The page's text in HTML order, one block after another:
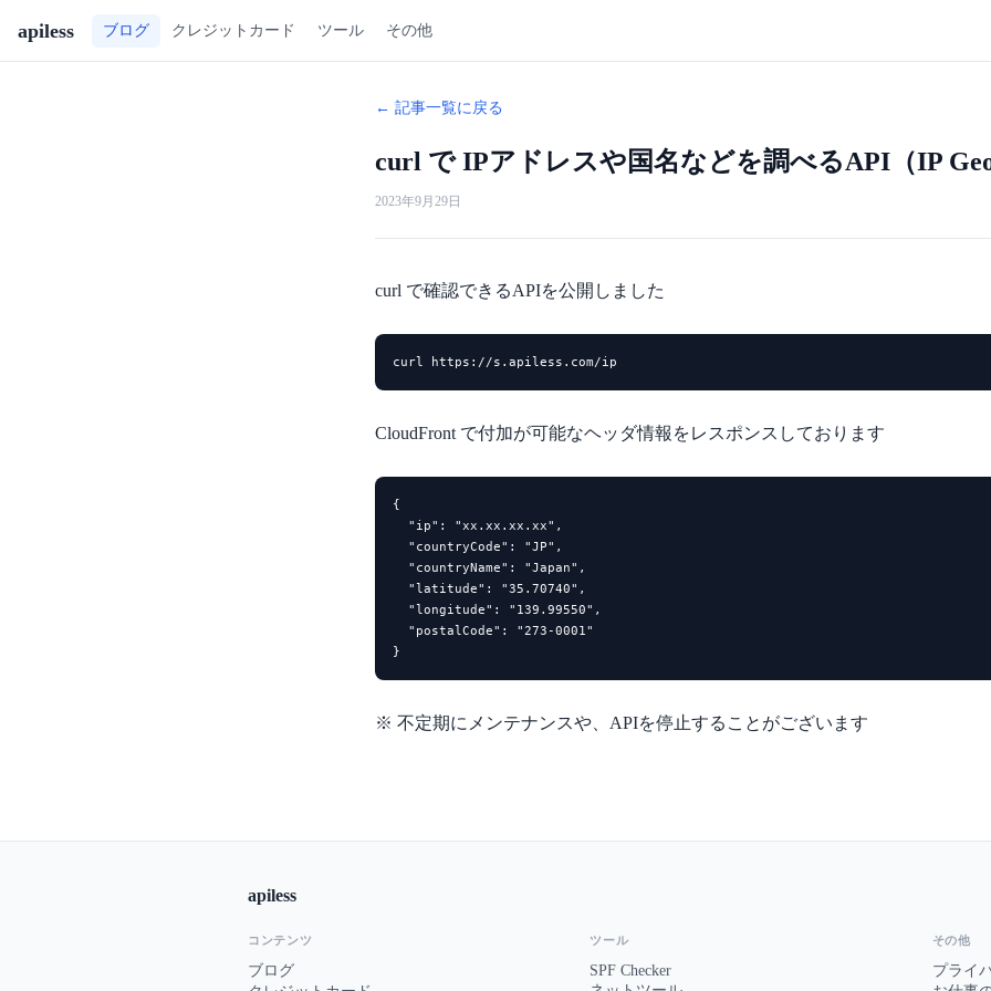
apiless ブログ クレジットカード ツール その他
← 記事一覧に戻る
curl で IPアドレスや国名などを調べるAPI（IP
2023年9月29日
curl で確認できるAPIを公開しました
curl https://s.apiless.com/ip
CloudFront で付加が可能なヘッダ情報をレスポンスしております
{
  "ip": "xx.xx.xx.xx",
  "countryCode": "JP",
  "countryName": "Japan",
  "latitude": "35.70740",
  "longitude": "139.99550",
  "postalCode": "273-0001"
}
※ 不定期にメンテナンスや、APIを停止することがございます
apiless
コンテンツ
ブログ
ツール
SPF Checker
その他
プライ